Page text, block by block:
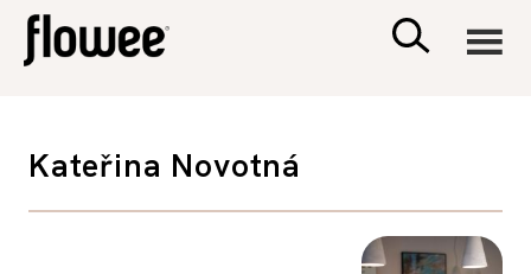
Kateřina Novotná